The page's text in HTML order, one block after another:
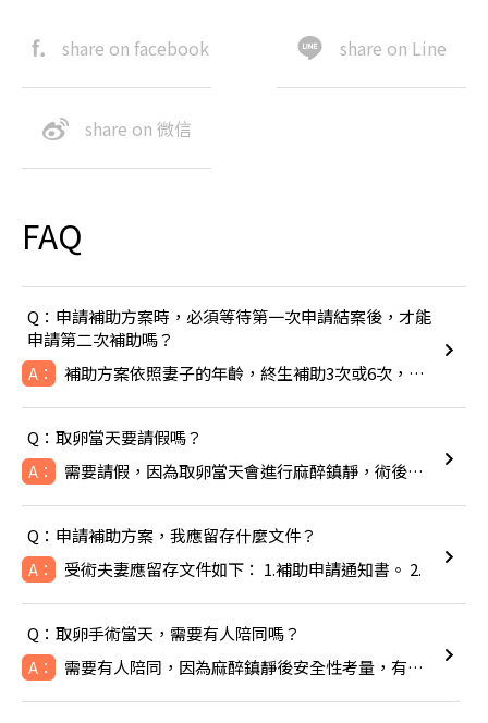
share on facebook share on Line
share on 微信
FAQ
Q：申請補助方案時，必須等待第一次申請結案後，才能
申請第二次補助嗎？
A： 補助方案依照妻子的年齡，終生補助3次或6次，除非成功生下寶寶
Q：取卵當天要請假嗎？
A： 需要請假，因為取卵當天會進行麻醉鎮靜，術後可能會感到頭暈噁心
Q：申請補助方案，我應留存什麼文件？
A： 受術夫妻應留存文件如下： 1.補助申請通知書。 2.
Q：取卵手術當天，需要有人陪同嗎？
A： 需要有人陪同，因為麻醉鎮靜後安全性考量，有人陪同比較安全。